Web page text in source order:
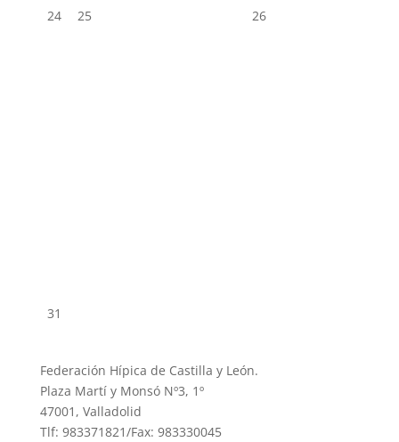
24 25 26
31
Federación Hípica de Castilla y León.
Plaza Martí y Monsó Nº3, 1º
47001, Valladolid
Tlf: 983371821/Fax: 983330045